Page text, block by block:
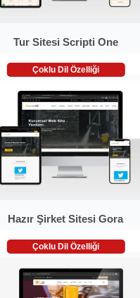
Tur Sitesi Scripti One
Çoklu Dil Özelliği
Hazır Şirket Sitesi Gora
Çoklu Dil Özelliği